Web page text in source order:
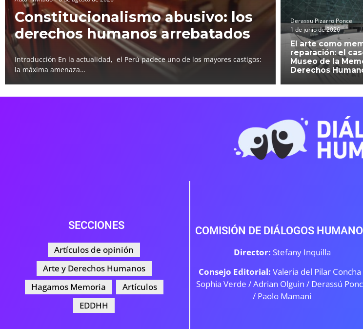
Constitucionalismo abusivo: los
derechos humanos arrebatados
Introducción En la actualidad, el Perú padece uno de los mayores castigos:
la máxima amenaza…
Derassu Pizarro Ponce
1 de junio de 2026
El arte como
reparación: el
Museo de la
Derechos
SECCIONES
Artículos de opinión
Arte y Derechos Humanos
Hagamos Memoria
Artículos
EDDHH
COMISIÓN DE DIÁLOGOS
Director: Stefany Inquilla
Consejo Editorial: Valeria del Pilar
Sophia Verde /Adrian Olguin / Derassú
/ Paolo Mamani